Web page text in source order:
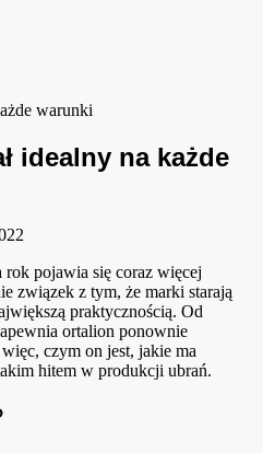
warunki
idealny na każde
pojawia się coraz więcej
związek z tym, że marki starają
praktycznością. Od
ortalion ponownie
czym on jest, jakie ma
hitem w produkcji ubrań.